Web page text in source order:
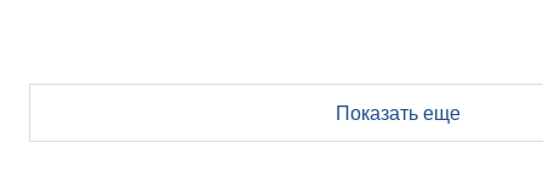
Показать еще